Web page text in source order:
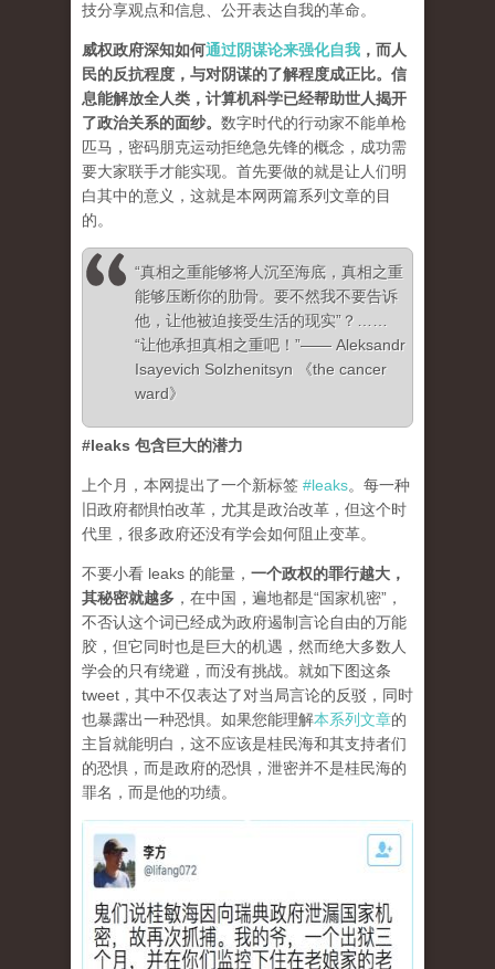
技分享观点和信息、公开表达自我的革命。
威权政府深知如何通过阴谋论来强化自我 ，而人
民的反抗程度，与对阴谋的了解程度成正比。信
息能解放全人类，计算机科学已经帮助世人揭开
了政治关系的面纱。 数字时代的行动家不能单枪
匹马，密码朋克运动拒绝急先锋的概念，成功需
要大家联手才能实现。首先要做的就是让人们明
白其中的意义，这就是本网两篇系列文章的目
的。
“真相之重能够将人沉至海底，真相之重
能够压断你的肋骨。要不然我不要告诉
他，让他被迫接受生活的现实”？……
“让他承担真相之重吧！”—— Aleksandr
Isayevich Solzhenitsyn 《the cancer
ward》
#leaks 包含巨大的潜力
上个月，本网提出了一个新标签 #leaks。每一种
旧政府都惧怕改革，尤其是政治改革，但这个时
代里，很多政府还没有学会如何阻止变革。
不要小看 leaks 的能量， 一个政权的罪行越大，
其秘密就越多 ，在中国，遍地都是“国家机密”，
不否认这个词已经成为政府遏制言论自由的万能
胶，但它同时也是巨大的机遇，然而绝大多数人
学会的只有绕避，而没有挑战。就如下图这条
tweet，其中不仅表达了对当局言论的反驳，同时
也暴露出一种恐惧。如果您能理解本系列文章的
主旨就能明白，这不应该是桂民海和其支持者们
的恐惧，而是政府的恐惧，泄密并不是桂民海的
罪名，而是他的功绩。